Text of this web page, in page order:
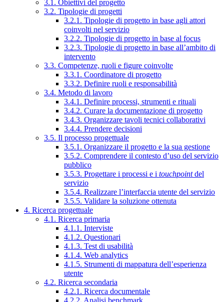
3.1. Obiettivi del progetto
3.2. Tipologie di progetti
3.2.1. Tipologie di progetto in base agli attori
coinvolti nel servizio
3.2.2. Tipologie di progetto in base al focus
3.2.3. Tipologie di progetto in base all’ambito di
intervento
3.3. Competenze, ruoli e figure coinvolte
3.3.1. Coordinatore di progetto
3.3.2. Definire ruoli e responsabilità
3.4. Metodo di lavoro
3.4.1. Definire processi, strumenti e rituali
3.4.2. Curare la documentazione di progetto
3.4.3. Organizzare tavoli tecnici collaborativi
3.4.4. Prendere decisioni
3.5. Il processo progettuale
3.5.1. Organizzare il progetto e la sua gestione
3.5.2. Comprendere il contesto d’uso del servizio
pubblico
3.5.3. Progettare i processi e i touchpointdel
servizio
3.5.4. Realizzare l’interfaccia utente del servizio
3.5.5. Validare la soluzione ottenuta
4. Ricerca progettuale
4.1. Ricerca primaria
4.1.1. Interviste
4.1.2. Questionari
4.1.3. Test di usabilità
4.1.4. Web analytics
4.1.5. Strumenti di mappatura dell’esperienza
utente
4.2. Ricerca secondaria
4.2.1. Ricerca documentale
4.2.2. Analisi benchmark